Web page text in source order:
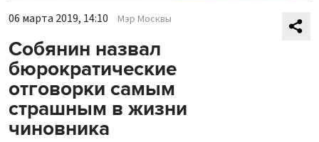
06 марта 2019, 14:10 Мэр Москвы
Собянин назвал
бюрократические
отговорки самым
страшным в жизни
чиновника